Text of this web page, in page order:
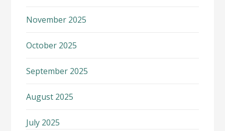
November 2025
October 2025
September 2025
August 2025
July 2025